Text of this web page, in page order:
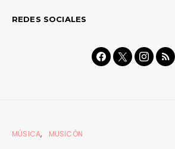
REDES SOCIALES
MÚSICA MUSICÓN